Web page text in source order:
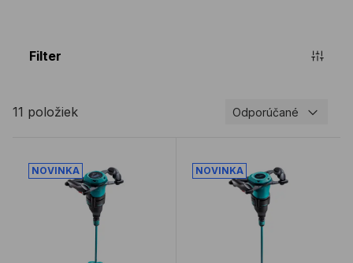
Filter
11 položiek Odporúčané
Ručné miešadlo COLLOMIX XQ4 1500W HF bez metly
Ručné miešadlo